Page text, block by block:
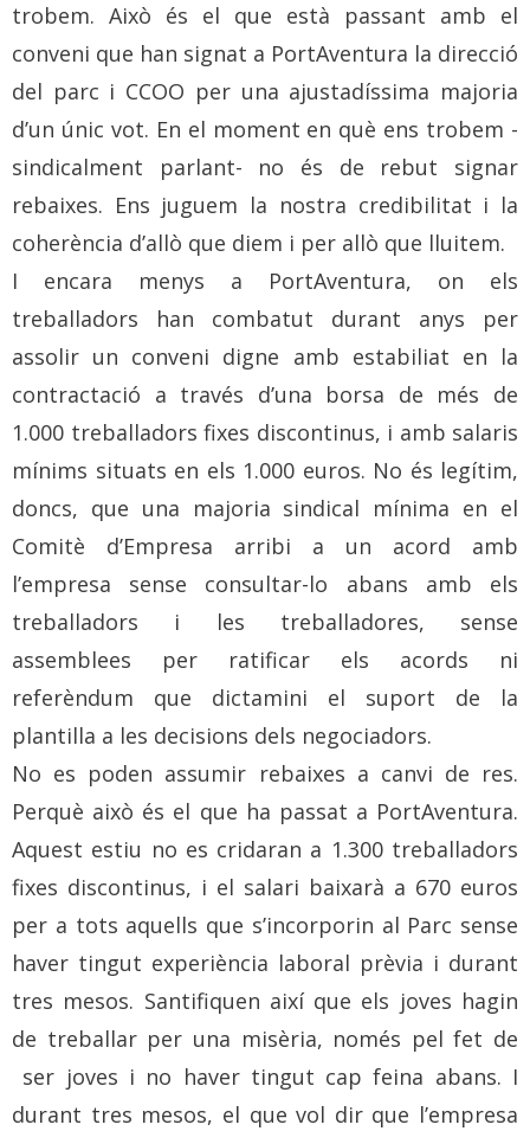
trobem. Això és el que està passant amb el
conveni que han signat a PortAventura la direcció
del parc i CCOO per una ajustadíssima majoria
d’un únic vot. En el moment en què ens trobem -
sindicalment parlant- no és de rebut signar
rebaixes. Ens juguem la nostra credibilitat i la
coherència d’allò que diem i per allò que lluitem.
I encara menys a PortAventura, on els
treballadors han combatut durant anys per
assolir un conveni digne amb estabiliat en la
contractació a través d’una borsa de més de
1.000 treballadors fixes discontinus, i amb salaris
mínims situats en els 1.000 euros. No és legítim,
doncs, que una majoria sindical mínima en el
Comitè d’Empresa arribi a un acord amb
l’empresa sense consultar-lo abans amb els
treballadors i les treballadores, sense
assemblees per ratificar els acords ni
referèndum que dictamini el suport de la
plantilla a les decisions dels negociadors.
No es poden assumir rebaixes a canvi de res.
Perquè això és el que ha passat a PortAventura.
Aquest estiu no es cridaran a 1.300 treballadors
fixes discontinus, i el salari baixarà a 670 euros
per a tots aquells que s’incorporin al Parc sense
haver tingut experiència laboral prèvia i durant
tres mesos. Santifiquen així que els joves hagin
de treballar per una misèria, només pel fet de
ser joves i no haver tingut cap feina abans. I
durant tres mesos, el que vol dir que l’empresa